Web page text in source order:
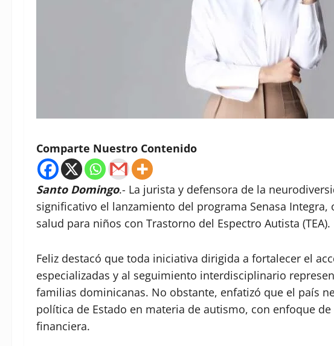
Comparte Nuestro Contenido
Santo Domingo.- La jurista y defensora de la
significativo el lanzamiento del programa Senasa
salud para niños con Trastorno del Espectro Autista (TEA).
Feliz destacó que toda iniciativa dirigida a fortalecer el
especializadas y al seguimiento interdisciplinario
familias dominicanas. No obstante, enfatizó que el país
política de Estado en materia de autismo, con enfoque
financiera.